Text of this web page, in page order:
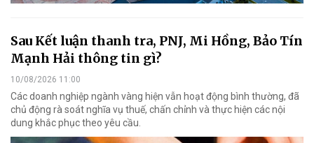
Sau Kết luận thanh tra, PNJ, Mi Hồng, Bảo Tín
Mạnh Hải thông tin gì?
10/08/2026 11:00
Các doanh nghiệp ngành vàng hiện vẫn hoạt động bình thường, đã
chủ động rà soát nghĩa vụ thuế, chấn chỉnh và thực hiện các nội
dung khắc phục theo yêu cầu.